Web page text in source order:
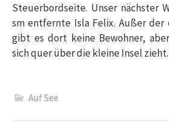
Steuerbordseite. Unser nächster
sm entfernte Isla Felix. Außer der
gibt es dort keine Bewohner,
sich quer über die kleine Insel zieht.
Auf See